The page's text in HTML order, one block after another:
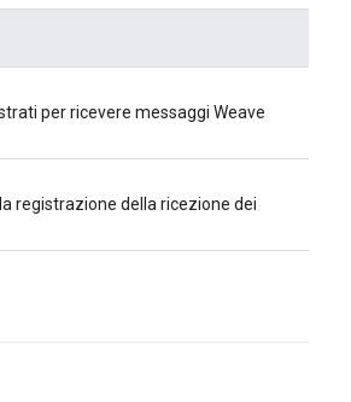
per ricevere messaggi Weave
registrazione della ricezione dei